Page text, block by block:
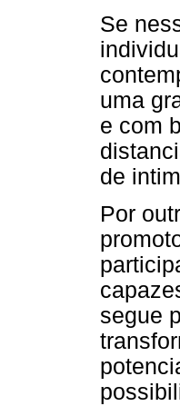
Se
uma
e com
de
Por
segue